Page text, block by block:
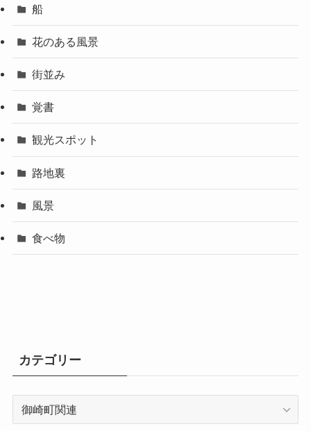
船
花のある風景
街並み
覚書
観光スポット
路地裏
風景
食べ物
カテゴリー